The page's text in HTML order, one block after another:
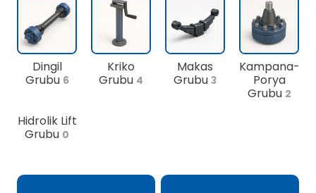
Dingil
Grubu 6
Kriko
Grubu 4
Makas
Grubu 3
Kampana-
Porya
Grubu 2
Hidrolik Lift
Grubu 0